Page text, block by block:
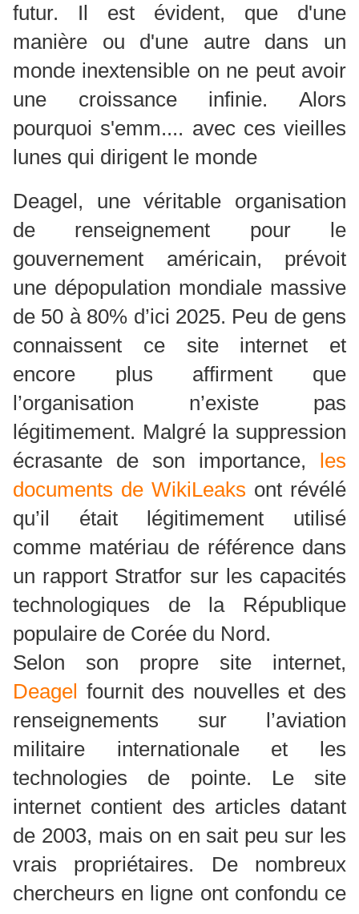
futur. Il est évident, que d'une
manière ou d'une autre dans un
monde inextensible on ne peut avoir
une croissance infinie. Alors
pourquoi s'emm.... avec ces vieilles
lunes qui dirigent le monde
Deagel, une véritable organisation
de renseignement pour le
gouvernement américain, prévoit
une dépopulation mondiale massive
de 50 à 80% d’ici 2025. Peu de gens
connaissent ce site internet et
encore plus affirment que
l’organisation n’existe pas
légitimement. Malgré la suppression
écrasante de son importance, les
documents de WikiLeaks ont révélé
qu’il était légitimement utilisé
comme matériau de référence dans
un rapport Stratfor sur les capacités
technologiques de la République
populaire de Corée du Nord.
Selon son propre site internet,
Deagel fournit des nouvelles et des
renseignements sur l’aviation
militaire internationale et les
technologies de pointe. Le site
internet contient des articles datant
de 2003, mais on en sait peu sur les
vrais propriétaires. De nombreux
chercheurs en ligne ont confondu ce